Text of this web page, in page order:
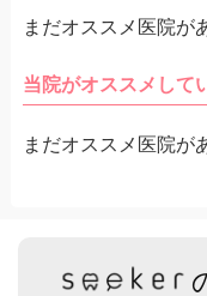
まだオススメ医院が
当院がオススメして
まだオススメ医院が